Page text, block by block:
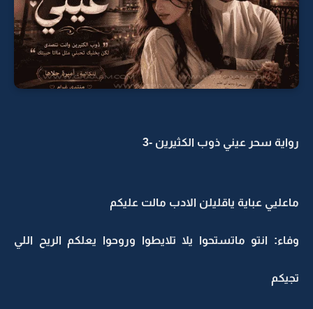
رواية سحر عيني ذوب الكثيرين -3
ماعليي عباية ياقليلن الادب مالت عليكم
وفاء: انتو ماتستحوا يلا تلايطوا وروحوا يعلكم الريح اللي
تجيكم